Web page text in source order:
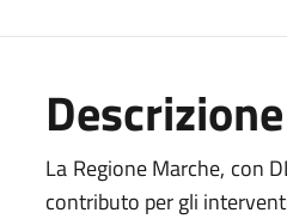
Descrizione
La Regione Marche, con
contributo per gli